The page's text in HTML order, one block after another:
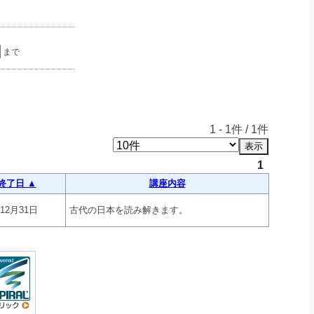
まで
1 - 1件 / 1件
1
了日 ▲ 講座内容
月31日 古代の日本を読み解きます。